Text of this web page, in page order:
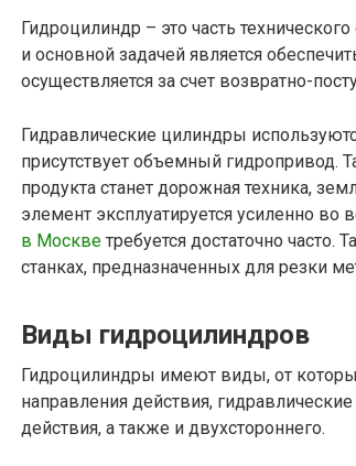
Гидроцилиндр – это часть
и основной задачей является
осуществляется за счет возвратно-
Гидравлические цилиндры
присутствует объемный гидропривод.
продукта станет дорожная техника,
элемент эксплуатируется усиленно во
в Москве требуется достаточно
станках, предназначенных для резки
Виды гидроцилиндров
Гидроцилиндры имеют виды, от
направления действия,
действия, а также и двухстороннего.